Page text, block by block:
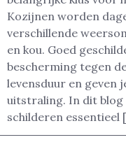
Kozijnen worden
verschillende
en kou. Goed
bescherming tegen
levensduur en geven
uitstraling. In dit blog
schilderen essentieel